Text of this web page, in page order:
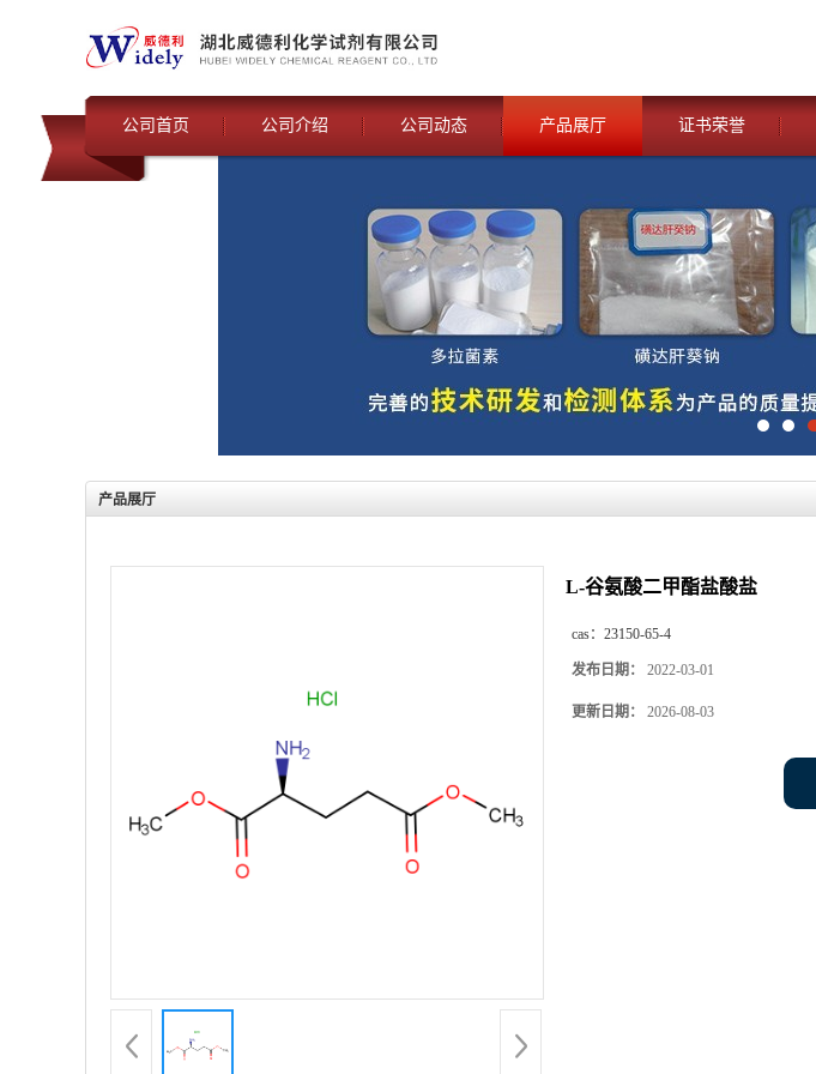
公司首页 公司介绍 公司动态 产品展厅 证书荣誉
产品展厅
L-谷氨酸二甲酯盐酸盐
cas： 23150-65-4
发布日期： 2022-03-01
更新日期： 2026-08-03